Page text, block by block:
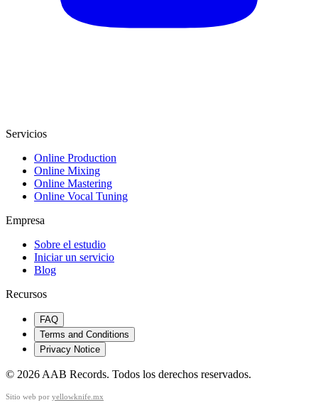
Servicios
Online Production
Online Mixing
Online Mastering
Online Vocal Tuning
Empresa
Sobre el estudio
Iniciar un servicio
Blog
Recursos
FAQ
Terms and Conditions
Privacy Notice
© 2026 AAB Records. Todos los derechos reservados.
Sitio web por yellowknife.mx